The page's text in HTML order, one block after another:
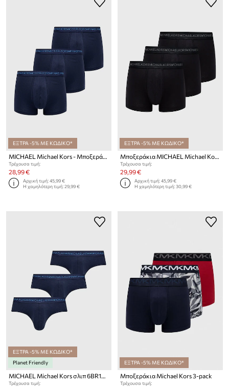
ΕΞΤΡΑ -5% ΜΕ ΚΩΔΙΚΟ*
Τρέχουσα τιμή:
28,99 €
Αρχική τιμή:45,99 €
Η χαμηλότερη τιμή:29,99 €
ΕΞΤΡΑ -5% ΜΕ ΚΩΔΙΚΟ*
Τρέχουσα τιμή:
29,99 €
Αρχική τιμή:45,99 €
Η χαμηλότερη τιμή:30,99 €
ΕΞΤΡΑ -5% ΜΕ ΚΩΔΙΚΟ*
Planet Friendly
MICHAEL Michael Kors σλιπ 6BR1N20773 (3-pack)
Τρέχουσα τιμή:
ΕΞΤΡΑ -5% ΜΕ ΚΩΔΙΚΟ*
Μποξεράκια Michael Kors 3-pack
Τρέχουσα τιμή: